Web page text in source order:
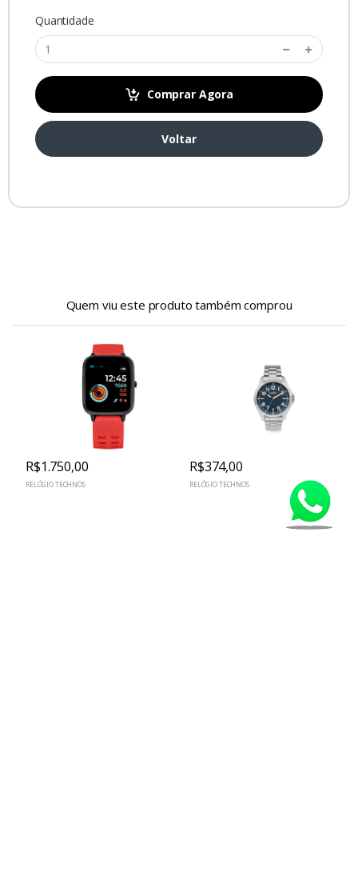
Quantidade
Comprar Agora
Voltar
Quem viu este produto também comprou
R$1.750,00
RELÓGIO TECHNOS
R$374,00
RELÓGIO TECHNOS